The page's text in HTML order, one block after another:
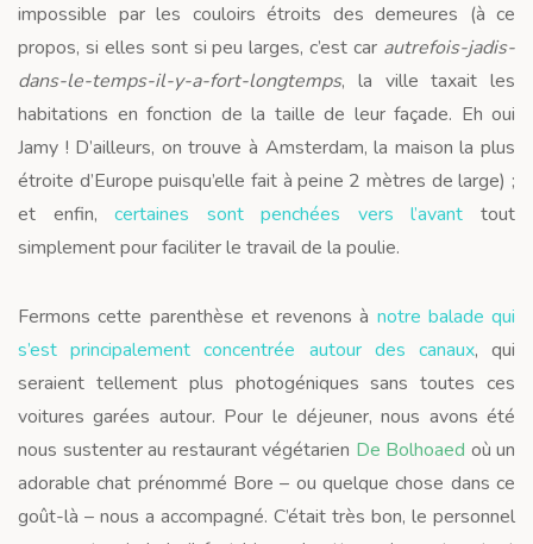
impossible par les couloirs étroits des demeures (à ce
propos, si elles sont si peu larges, c’est car autrefois-jadis-
dans-le-temps-il-y-a-fort-longtemps, la ville taxait les
habitations en fonction de la taille de leur façade. Eh oui
Jamy ! D’ailleurs, on trouve à Amsterdam, la maison la plus
étroite d’Europe puisqu’elle fait à peine 2 mètres de large) ;
et enfin,certaines sont penchées vers l’avant tout
simplement pour faciliter le travail de la poulie.
Fermons cette parenthèse et revenons à notre balade qui
s’est principalement concentrée autour des canaux, qui
seraient tellement plus photogéniques sans toutes ces
voitures garées autour. Pour le déjeuner, nous avons été
nous sustenter au restaurant végétarien De Bolhoaed où un
adorable chat prénommé Bore – ou quelque chose dans ce
goût-là – nous a accompagné. C’était très bon, le personnel